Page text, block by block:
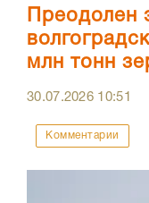
Преодолен
млн тонн
30.07.2026 10:51
Комментарии